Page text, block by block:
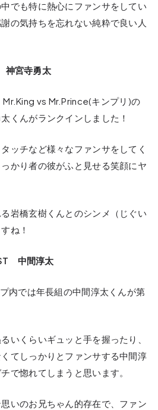
でも特に熱心にファンサをしてい
の気持ちを忘れない純粋で良い人
神宮寺勇太
vs Mr.Prince(キンプリ)の
くんがランクインしました！
ッチなど様々なファンサをしてく
かり者の彼がふと見せる笑顔にヤ
岩橋玄樹くんとのシンメ（じぐい
ね！
中間淳太
内では年長組の中間淳太くんが第
いくらいギュッと手を握ったり、
てしっかりとファンサする中間淳
で惚れてしまうと思います。
いのお兄ちゃん的存在で、ファン